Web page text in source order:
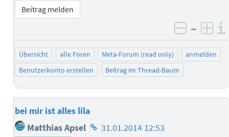
Beitrag melden
negativ
–
Übersicht alle Foren Meta-Forum (read only)
anmelden
Benutzerkonto erstellen
Beitrag im Thread-Baum
bei mir ist alles lila
Matthias Apsel Homepage
31.01.2014 12:53